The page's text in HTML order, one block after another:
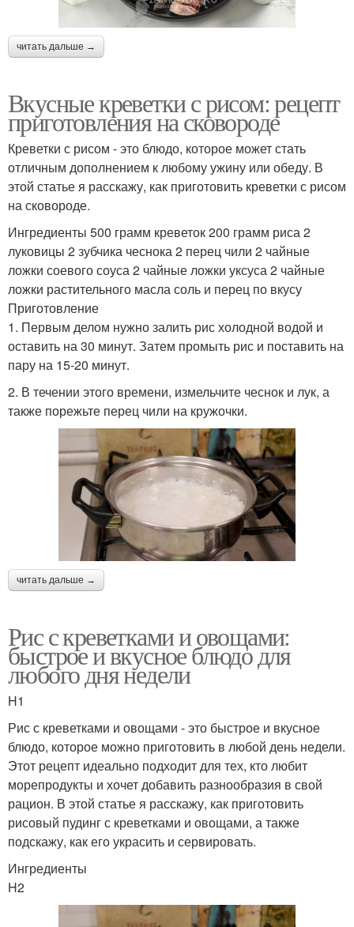
читать дальше →
Вкусные креветки с рисом: рецепт
приготовления на сковороде
Креветки с рисом - это блюдо, которое может стать
отличным дополнением к любому ужину или обеду. В
этой статье я расскажу, как приготовить креветки с рисом
на сковороде.
Ингредиенты 500 грамм креветок 200 грамм риса 2
луковицы 2 зубчика чеснока 2 перец чили 2 чайные
ложки соевого соуса 2 чайные ложки уксуса 2 чайные
ложки растительного масла соль и перец по вкусу
Приготовление
1. Первым делом нужно залить рис холодной водой и
оставить на 30 минут. Затем промыть рис и поставить на
пару на 15-20 минут.
2. В течении этого времени, измельчите чеснок и лук, а
также порежьте перец чили на кружочки.
читать дальше →
Рис с креветками и овощами:
быстрое и вкусное блюдо для
любого дня недели
H1
Рис с креветками и овощами - это быстрое и вкусное
блюдо, которое можно приготовить в любой день недели.
Этот рецепт идеально подходит для тех, кто любит
морепродукты и хочет добавить разнообразия в свой
рацион. В этой статье я расскажу, как приготовить
рисовый пудинг с креветками и овощами, а также
подскажу, как его украсить и сервировать.
Ингредиенты
H2